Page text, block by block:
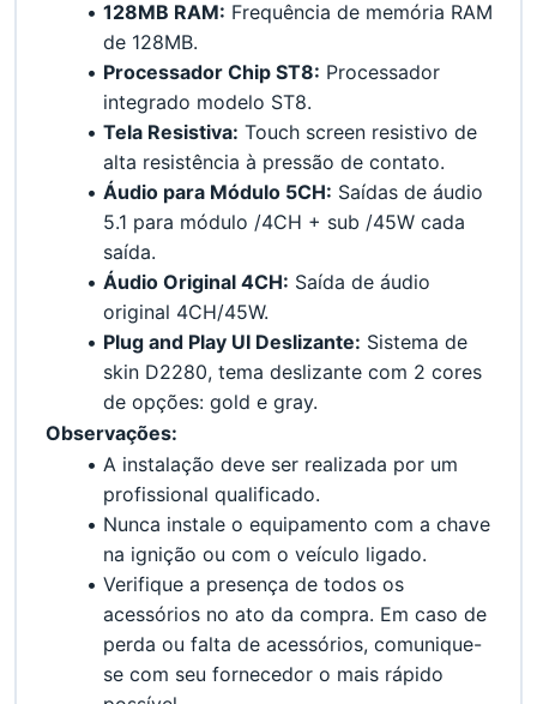
128MB RAM: Frequência de memória RAM
de 128MB.
Processador Chip ST8: Processador
integrado modelo ST8.
Tela Resistiva: Touch screen resistivo de
alta resistência à pressão de contato.
Áudio para Módulo 5CH: Saídas de áudio
5.1 para módulo /4CH + sub /45W cada
saída.
Áudio Original 4CH: Saída de áudio
original 4CH/45W.
Plug and Play UI Deslizante: Sistema de
skin D2280, tema deslizante com 2 cores
de opções: gold e gray.
Observações:
A instalação deve ser realizada por um
profissional qualificado.
Nunca instale o equipamento com a chave
na ignição ou com o veículo ligado.
Verifique a presença de todos os
acessórios no ato da compra. Em caso de
perda ou falta de acessórios, comunique-
se com seu fornecedor o mais rápido